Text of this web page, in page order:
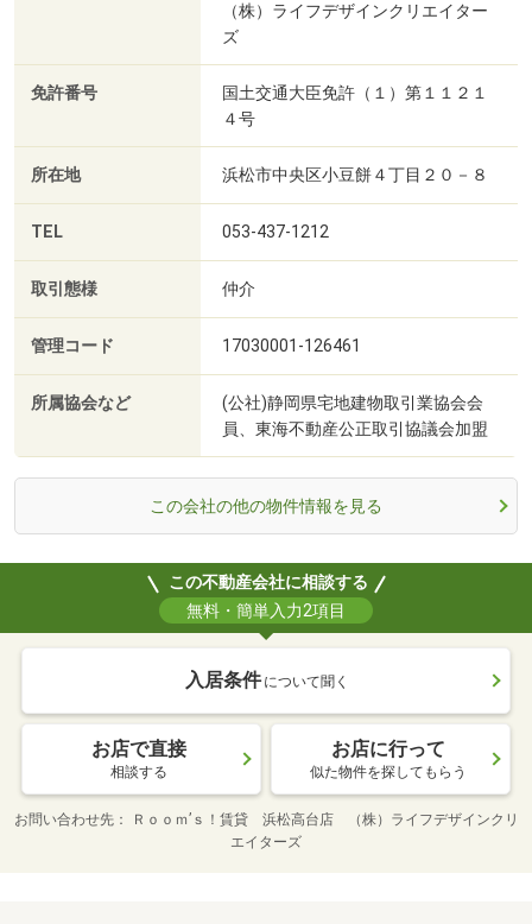
（株）ライフデザインクリエイター
ズ
免許番号
国土交通大臣免許（１）第１１２１
４号
所在地 浜松市中央区小豆餅４丁目２０－８
TEL 053-437-1212
取引態様 仲介
管理コード 17030001-126461
所属協会など
(公社)静岡県宅地建物取引業協会会
員、東海不動産公正取引協議会加盟
この会社の他の物件情報を見る
この不動産会社に相談する
無料・簡単入力2項目
入居条件 について聞く
お店で直接
相談する
お店に行って
似た物件を探してもらう
お問い合わせ先
Ｒｏｏｍ’ｓ！賃貸 浜松高台店 （株）ライフデザインクリ
エイターズ